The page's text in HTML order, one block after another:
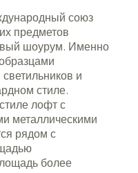
союз
предметов
шоурум. Именно
и
стиле.
лофт с
металлическими
рядом с
более